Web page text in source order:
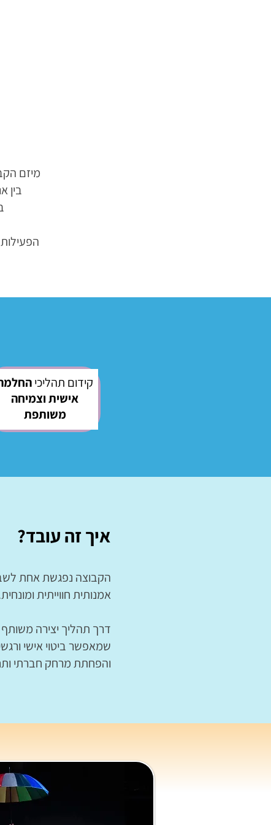
מיזם
בין
קידום תהליכי
אישית וצמיחה
משותפת
איך זה עובד?
הקבוצה נפגשת אחת
אמנותית חווייתית
דרך תהליך יצירה משותף
שמאפשר ביטוי אישי
והפחתת מרחק חברתי